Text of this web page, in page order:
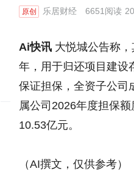
原创 乐居财经 6651阅读
Ai快讯 大悦城公告称
年，用于归还项目建设
保证担保，全资子公司
属公司2026年度担保
10.53亿元。
（AI撰文，仅供参考）